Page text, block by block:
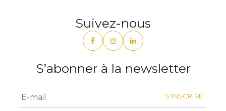
Suivez-nous
S’abonner à la newsletter